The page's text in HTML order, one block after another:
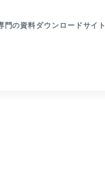
門の資料ダウンロードサイ